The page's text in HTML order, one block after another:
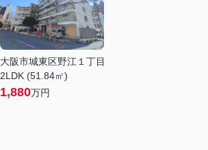
大阪市城東区野江１丁目
2LDK (51.84㎡)
1,880万円